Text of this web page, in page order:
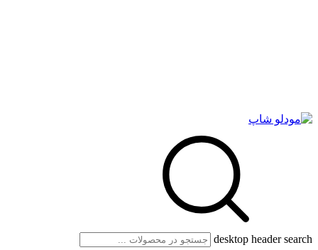
desktop header search